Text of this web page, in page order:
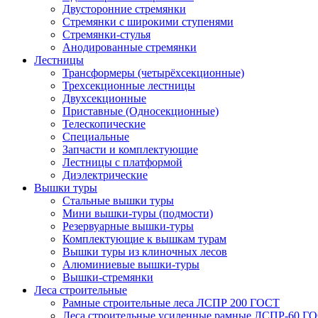
Двусторонние стремянки
Стремянки с широкими ступенями
Стремянки-стулья
Анодированные стремянки
Лестницы
Трансформеры (четырёхсекционные)
Трехсекционные лестницы
Двухсекционные
Приставные (Односекционные)
Телескопические
Специальные
Запчасти и комплектующие
Лестницы с платформой
Диэлектрические
Вышки туры
Стальные вышки туры
Мини вышки-туры (подмости)
Резервуарные вышки-туры
Комплектующие к вышкам турам
Вышки туры из клиночных лесов
Алюминиевые вышки-туры
Вышки-стремянки
Леса строительные
Рамные строительные леса ЛСПР 200 ГОСТ
Леса строительные усиленные рамные ЛСПР-60